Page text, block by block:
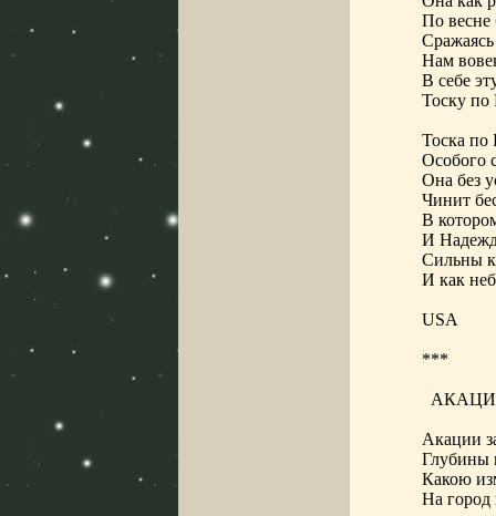
По весне
Нам
В себе
Тоску по
Тоска по
Особого
Она без
Чинит
В
И
Сильны
И как
USA
***
Акации
Глубины
Какою
На город